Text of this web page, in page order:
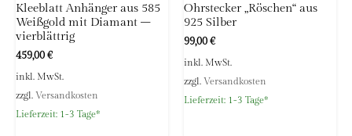
Kleeblatt Anhänger aus 585
Weißgold mit Diamant –
vierblättrig
459,00€
inkl. MwSt.
zzgl. Versandkosten
Lieferzeit: 1-3 Tage*
Ohrstecker „Röschen“ aus
925 Silber
99,00€
inkl. MwSt.
zzgl. Versandkosten
Lieferzeit: 1-3 Tage*